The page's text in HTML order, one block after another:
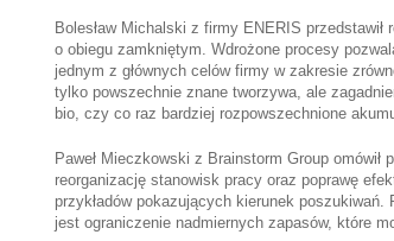
Bolesław Michalski z firmy ENERIS
o obiegu zamkniętym. Wdrożone procesy
jednym z głównych celów firmy w zakresie
tylko powszechnie znane tworzywa, ale
bio, czy co raz bardziej rozpowszechnione
Paweł Mieczkowski z Brainstorm Group
reorganizację stanowisk pracy oraz poprawę
przykładów pokazujących kierunek
jest ograniczenie nadmiernych zapasów, które